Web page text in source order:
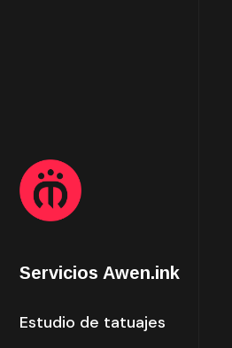
Servicios Awen.ink
Estudio de tatuajes